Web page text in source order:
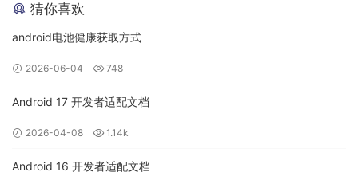
猜你喜欢
android电池健康获取方式
2026-06-04 748
Android 17 开发者适配文档
2026-04-08 1.14k
Android 16 开发者适配文档